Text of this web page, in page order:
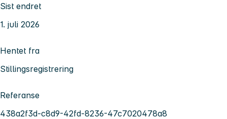
Sist endret
1. juli 2026
Hentet fra
Stillingsregistrering
Referanse
438a2f3d-c8d9-42fd-8236-47c7020478a8